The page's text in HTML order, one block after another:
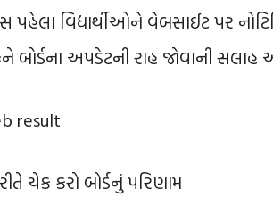
પહેલા વિદ્યાર્થીઓને વેબસાઈટ પર
બોર્ડના અપડેટની રાહ જોવાની
result
ચેક કરો બોર્ડનું પરિણામ